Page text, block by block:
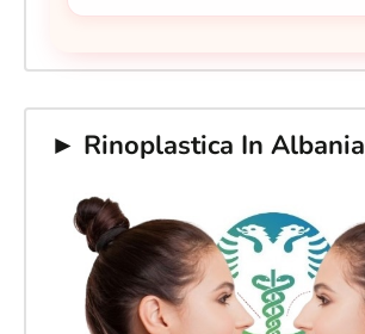
► Rinoplastica In Albania